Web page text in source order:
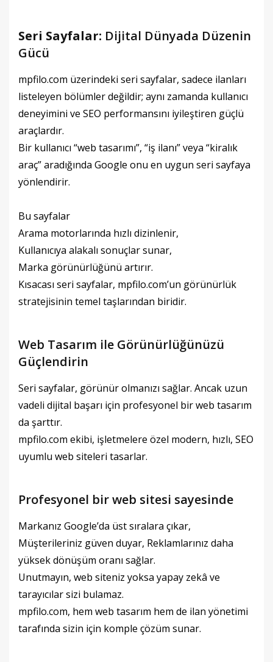
Seri Sayfalar: Dijital Dünyada Düzenin
Gücü
mpfilo.com üzerindeki seri sayfalar, sadece ilanları
listeleyen bölümler değildir; aynı zamanda kullanıcı
deneyimini ve SEO performansını iyileştiren güçlü
araçlardır.
Bir kullanıcı “web tasarımı”, “iş ilanı” veya “kiralık
araç” aradığında Google onu en uygun seri sayfaya
yönlendirir.
Bu sayfalar
Arama motorlarında hızlı dizinlenir,
Kullanıcıya alakalı sonuçlar sunar,
Marka görünürlüğünü artırır.
Kısacası seri sayfalar, mpfilo.com’un görünürlük
stratejisinin temel taşlarından biridir.
Web Tasarım ile Görünürlüğünüzü
Güçlendirin
Seri sayfalar, görünür olmanızı sağlar. Ancak uzun
vadeli dijital başarı için profesyonel bir web tasarım
da şarttır.
mpfilo.com ekibi, işletmelere özel modern, hızlı, SEO
uyumlu web siteleri tasarlar.
Profesyonel bir web sitesi sayesinde
Markanız Google’da üst sıralara çıkar,
Müşterileriniz güven duyar, Reklamlarınız daha
yüksek dönüşüm oranı sağlar.
Unutmayın, web siteniz yoksa yapay zekâ ve
tarayıcılar sizi bulamaz.
mpfilo.com, hem web tasarım hem de ilan yönetimi
tarafında sizin için komple çözüm sunar.